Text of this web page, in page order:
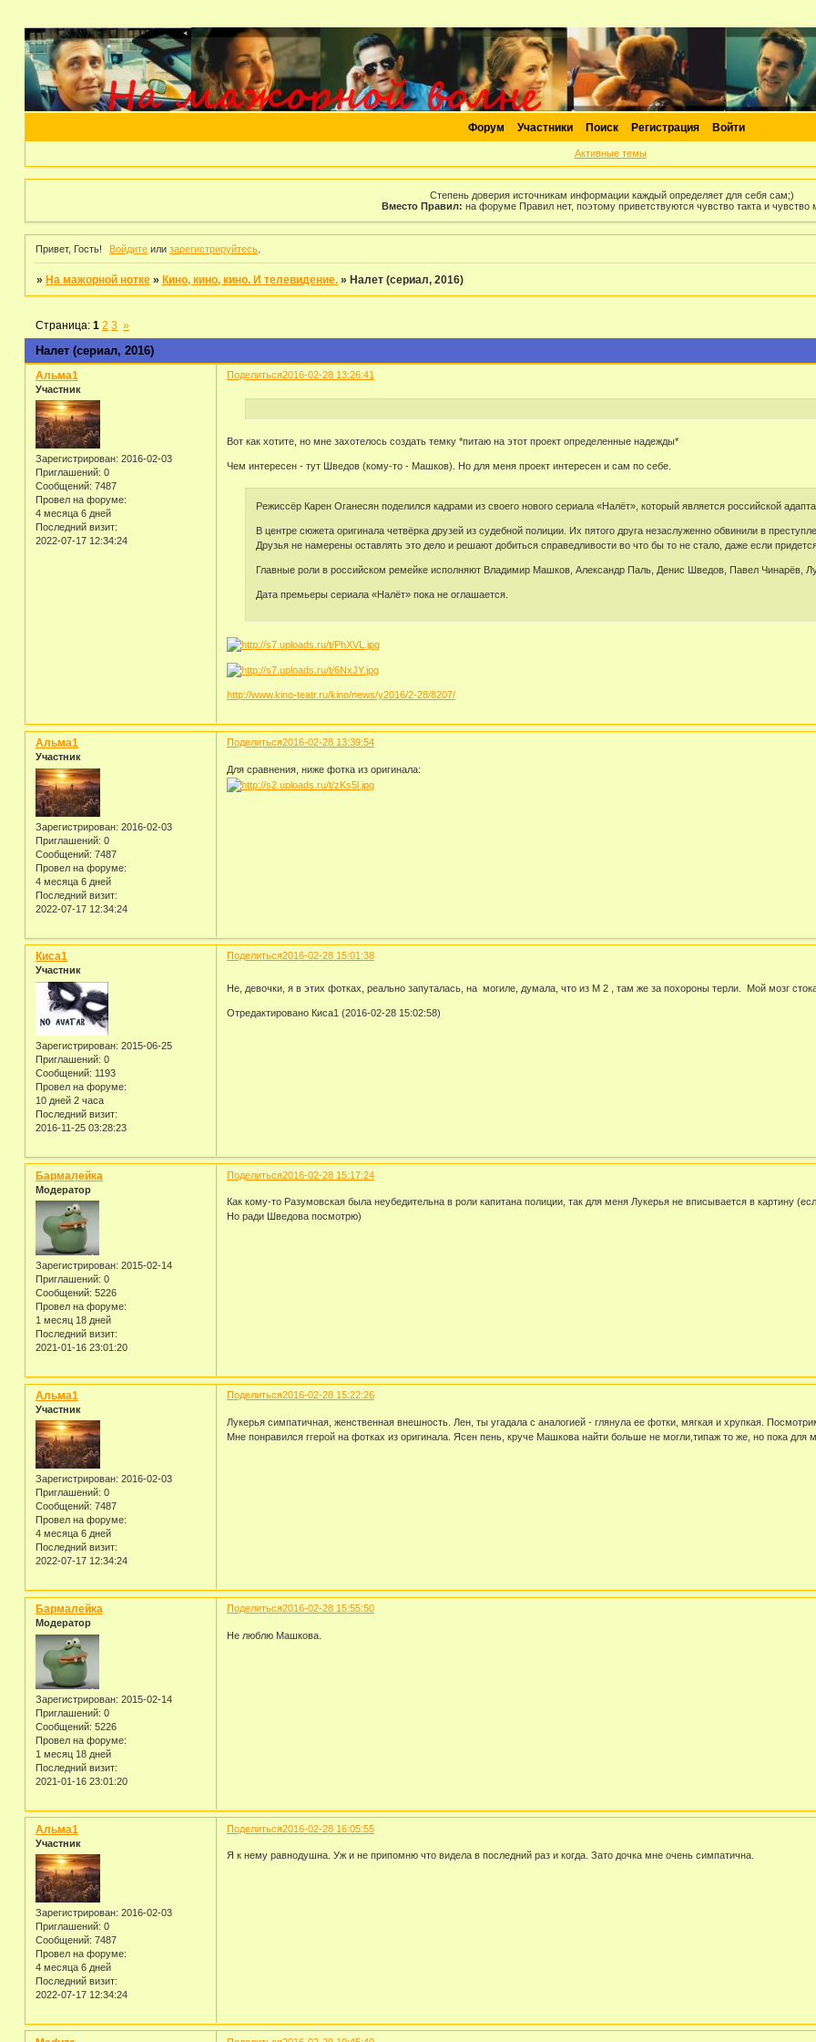
Форум Участники Поиск Регистрация Войти
Активные темы
Степень доверия источникам информации каждый определяет для себя сам;)
Вместо Правил: на форуме Правил нет, поэтому приветствуются чувство такта и чувство
Привет, Гость! Войдите илизарегистрируйтесь
» На мажорной нотке » Кино, кино, кино. И телевидение. » Налет (сериал, 2016)
Налет (сериал, 2016)
Страница: 1 2 3 »
Поделиться2016-02-28 13:26:41
Альма1
Участник
Зарегистрирован: 2016-02-03
Приглашений: 0
Сообщений: 7487
Провел на форуме:
4 месяца 6 дней
Последний визит:
2022-07-17 12:34:24
Вот как хотите, но мне захотелось создать темку *питаю на этот проект определенные надежды*
Чем интересен - тут Шведов (кому-то - Машков). Но для меня проект интересен и сам по себе.
Режиссёр Карен Оганесян поделился кадрами из своего нового сериала «Налёт», который является российской
В центре сюжета оригинала четвёрка друзей из судебной полиции. Их пятого друга незаслуженно обвинили в
Друзья не намерены оставлять это дело и решают добиться справедливости во что бы то не стало, даже если
Главные роли в российском ремейке исполняют Владимир Машков, Александр Паль, Денис Шведов, Павел Чинарёв,
Дата премьеры сериала «Налёт» пока не оглашается.
http://www.kino-teatr.ru/kino/news/y2016/2-28/8207/
Поделиться2016-02-28 13:39:54
Альма1
Участник
Зарегистрирован: 2016-02-03
Приглашений: 0
Сообщений: 7487
Провел на форуме:
4 месяца 6 дней
Последний визит:
2022-07-17 12:34:24
Для сравнения, ниже фотка из оригинала:
Поделиться2016-02-28 15:01:38
Киса1
Участник
Зарегистрирован: 2015-06-25
Приглашений: 0
Сообщений: 1193
Провел на форуме:
10 дней 2 часа
Последний визит:
2016-11-25 03:28:23
Не, девочки, я в этих фотках, реально запуталась, на могиле, думала, что из М 2 , там же за похороны терли. Мой мозг
Отредактировано Киса1 (2016-02-28 15:02:58)
Поделиться2016-02-28 15:17:24
Бармалейка
Модератор
Зарегистрирован: 2015-02-14
Приглашений: 0
Сообщений: 5226
Провел на форуме:
1 месяц 18 дней
Последний визит:
2021-01-16 23:01:20
Как кому-то Разумовская была неубедительна в роли капитана полиции, так для меня Лукерья не вписывается в картину
Но ради Шведова посмотрю)
Поделиться2016-02-28 15:22:26
Альма1
Участник
Зарегистрирован: 2016-02-03
Приглашений: 0
Сообщений: 7487
Провел на форуме:
4 месяца 6 дней
Последний визит:
2022-07-17 12:34:24
Лукерья симпатичная, женственная внешность. Лен, ты угадала с аналогией - глянула ее фотки, мягкая и хрупкая.
Мне понравился ггерой на фотках из оригинала. Ясен пень, круче Машкова найти больше не могли,типаж то же, но пока для
Поделиться2016-02-28 15:55:50
Бармалейка
Модератор
Зарегистрирован: 2015-02-14
Приглашений: 0
Сообщений: 5226
Провел на форуме:
1 месяц 18 дней
Последний визит:
2021-01-16 23:01:20
Не люблю Машкова.
Поделиться2016-02-28 16:05:55
Альма1
Участник
Зарегистрирован: 2016-02-03
Приглашений: 0
Сообщений: 7487
Провел на форуме:
4 месяца 6 дней
Последний визит:
2022-07-17 12:34:24
Я к нему равнодушна. Уж и не припомню что видела в последний раз и когда. Зато дочка мне очень симпатична.